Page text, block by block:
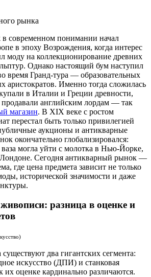
рынка
современном понимании начал
в эпоху Возрождения, когда интерес
моду на коллекционирование древних
Однако настоящий бум наступил
время Гранд-тура — образовательных
аристократов. Именно тогда сложилась
в Италии и Греции древности,
продавали английским лордам — так
магазин. В XIX веке с ростом
перестал быть только привилегией
аукционы и антикварные
окончательно глобализировался:
ваза могла уйти с молотка в Нью-Йорке,
Сегодня антикварный рынок —
где цена предмета зависит не только
исторической значимости и даже
разница в оценке и
два гигантских сегмента:
искусство (ДПИ) и станковая
оценке кардинально различаются.